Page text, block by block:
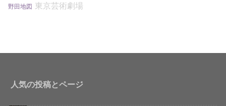
野田地図 東京芸術劇場
人気の投稿とページ